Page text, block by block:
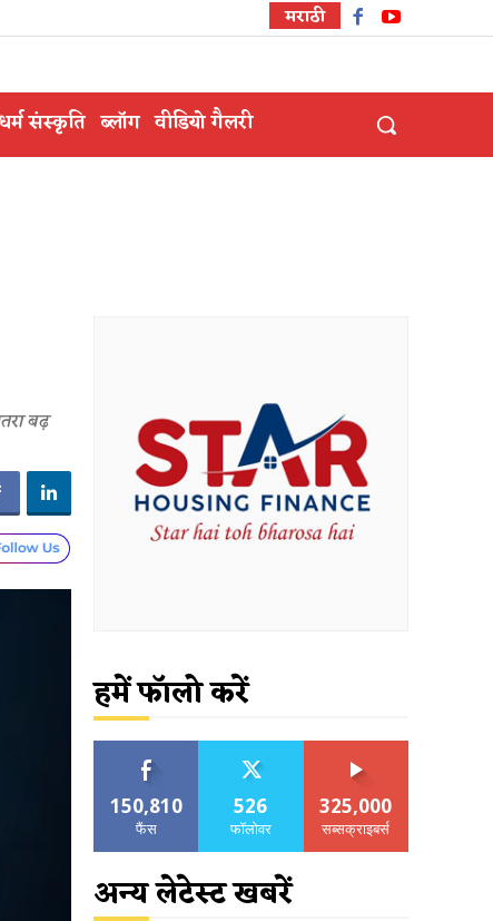
मराठी
धर्म संस्कृति ब्लॉग वीडियो गैलरी
बढ़
हमें फॉलो करें
150,810
फैंस
526
फॉलोवर
325,000
सब्सक्राइबर्स
अन्य लेटेस्ट खबरें